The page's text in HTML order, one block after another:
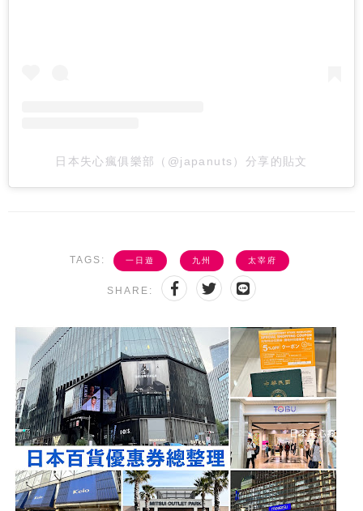
日本失心瘋俱樂部（@japanuts）分享的貼文
TAGS: 一日遊 九州 太宰府
SHARE: